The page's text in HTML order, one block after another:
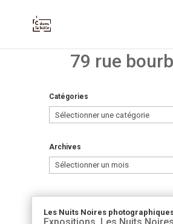
79 rue
Catégories
Catégories
Archives
Archives
Les Nuits Noires